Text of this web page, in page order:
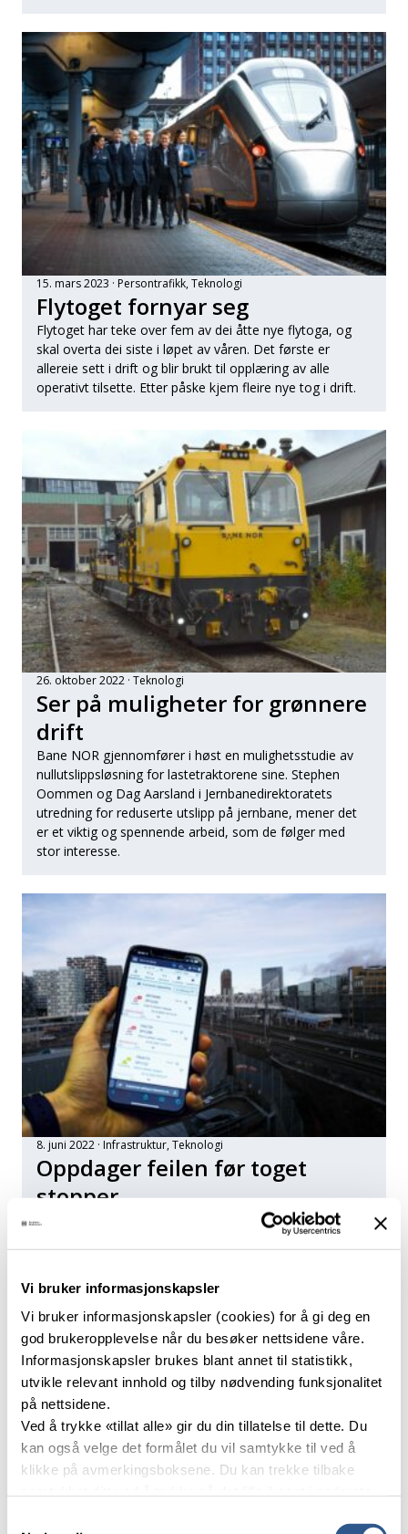
Vi bruker informasjonskapsler
Vi bruker informasjonskapsler (cookies) for å gi deg en
god brukeropplevelse når du besøker nettsidene våre.
Informasjonskapsler brukes blant annet til statistikk,
utvikle relevant innhold og tilby nødvending funksjonalitet
på nettsidene.
Ved å trykke «tillat alle» gir du din tillatelse til dette. Du
kan også velge det formålet du vil samtykke til ved å
klikke på avmerkingsboksene. Du kan trekke tilbake
15. mars 2023 Persontrafikk, Teknologi
Flytoget fornyar seg
Flytoget har teke over fem av dei åtte nye flytoga, og
skal overta dei siste i løpet av våren. Det første er
allereie sett i drift og blir brukt til opplæring av alle
operativt tilsette. Etter påske kjem fleire nye tog i drift.
26. oktober 2022 Teknologi
Ser på muligheter for grønnere
drift
Bane NOR gjennomfører i høst en mulighetsstudie av
nullutslippsløsning for lastetraktorene sine. Stephen
Oommen og Dag Aarsland i Jernbanedirektoratets
utredning for reduserte utslipp på jernbane, mener det
er et viktig og spennende arbeid, som de følger med
stor interesse.
8. juni 2022 Infrastruktur, Teknologi
Oppdager feilen før toget
stopper
Med sensorer oppdager Kristine Tveit stadig flere feil før
forsinkelser på jernbanen oppstår. Fra 2019 til i dag har
nivå.